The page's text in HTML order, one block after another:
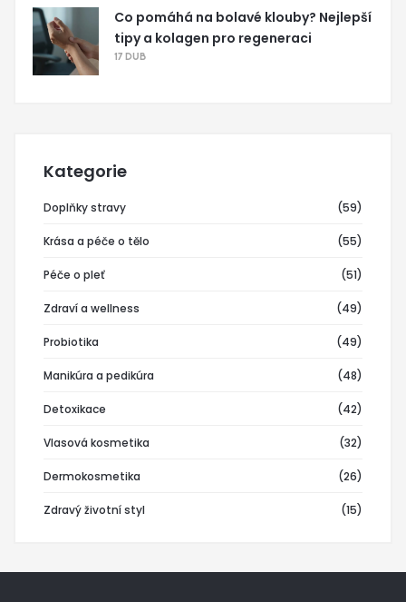
Co pomáhá na bolavé klouby? Nejlepší
tipy a kolagen pro regeneraci
17 DUB
Kategorie
Doplňky stravy (59)
Krása a péče o tělo (55)
Péče o pleť (51)
Zdraví a wellness (49)
Probiotika (49)
Manikúra a pedikúra (48)
Detoxikace (42)
Vlasová kosmetika (32)
Dermokosmetika (26)
Zdravý životní styl (15)